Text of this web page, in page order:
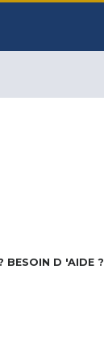
BESOIN D 'AIDE ?